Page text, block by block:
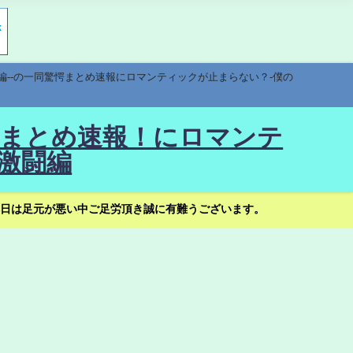
の一同驚愕まとめ速報にロマンティックが止まらない？-僕の
とめ速報！にロマンテ
闘編
足元が悪い中ご足労頂き誠に有難うございます。